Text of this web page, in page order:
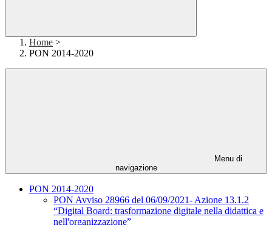
Home >
PON 2014-2020
Menu di
navigazione
PON 2014-2020
PON Avviso 28966 del 06/09/2021- Azione 13.1.2
“Digital Board: trasformazione digitale nella didattica e
nell'organizzazione”